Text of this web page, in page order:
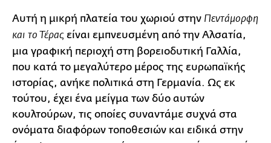
Αυτή η μικρή πλατεία του χωριού στην Πεντάμορφη
και το Τέρας είναι εμπνευσμένη από την Αλσατία,
μια γραφική περιοχή στη βορειοδυτική Γαλλία,
που κατά το μεγαλύτερο μέρος της ευρωπαϊκής
ιστορίας, ανήκε πολιτικά στη Γερμανία. Ως εκ
τούτου, έχει ένα μείγμα των δύο αυτών
κουλτούρων, τις οποίες συναντάμε συχνά στα
ονόματα διαφόρων τοποθεσιών και ειδικά στην